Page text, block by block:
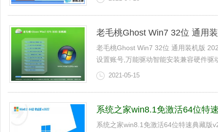
老毛桃Ghost Win7 32位 通用
老毛桃Ghost Win7 32位 通用装机版
设置账号,万能驱动智能安装兼容硬件驱
2021-05-15
系统之家win8.1免激活64位特
系统之家win8.1免激活64位特速典藏版